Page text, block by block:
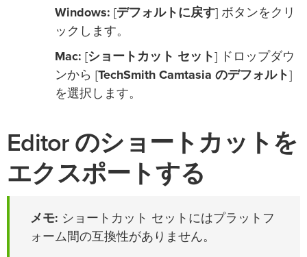
Windows: [デフォルトに戻す] ボタンをクリ
ックします。
Mac: [ショートカット セット] ドロップダウ
ンから [TechSmith Camtasia のデフォルト]
を選択します。
Editor のショートカットを
エクスポートする
メモ: ショートカット セットにはプラットフ
ォーム間の互換性がありません。